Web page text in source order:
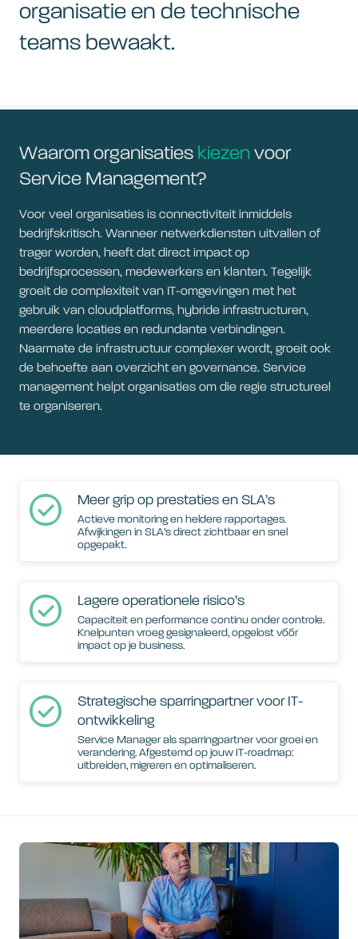
organisatie en de technische
teams bewaakt.
Waarom organisaties kiezen voor
Service Management?
Voor veel organisaties is connectiviteit inmiddels
bedrijfskritisch. Wanneer netwerkdiensten uitvallen of
trager worden, heeft dat direct impact op
bedrijfsprocessen, medewerkers en klanten. Tegelijk
groeit de complexiteit van IT-omgevingen met het
gebruik van cloudplatforms, hybride infrastructuren,
meerdere locaties en redundante verbindingen.
Naarmate de infrastructuur complexer wordt, groeit ook
de behoefte aan overzicht en governance. Service
management helpt organisaties om die regie structureel
te organiseren.
Meer grip op prestaties en SLA’s
Actieve monitoring en heldere rapportages.
Afwijkingen in SLA’s direct zichtbaar en snel
opgepakt.
Lagere operationele risico’s
Capaciteit en performance continu onder controle.
Knelpunten vroeg gesignaleerd, opgelost vóór
impact op je business.
Strategische sparringpartner voor IT-
ontwikkeling
Service Manager als sparringpartner voor groei en
verandering. Afgestemd op jouw IT-roadmap:
uitbreiden, migreren en optimaliseren.